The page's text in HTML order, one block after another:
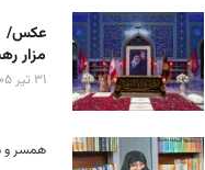
عکس/
مزار
۳۱ تیر ۱۴۰۵
همسر و